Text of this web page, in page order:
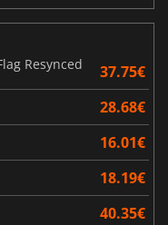
Resynced
37.75€
28.68€
16.01€
18.19€
40.35€